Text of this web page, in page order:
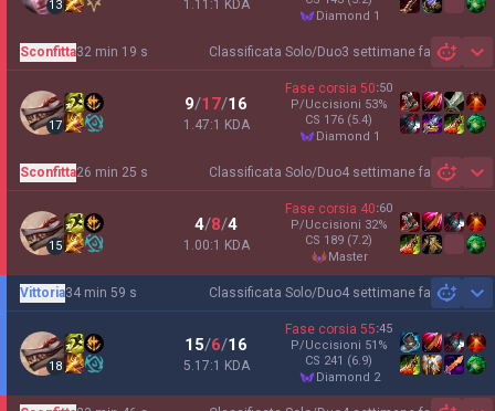
13 1.11:1 KDA
diamond 1
Classificata Solo/Duo3 settimane fa
Sconfitta32 min 19 s
17
9/17/16
1.47:1 KDA
Fase corsia 50:50
P/Uccisioni 53%
CS 176 (5.4)
diamond 1
Classificata Solo/Duo4 settimane fa
Sconfitta26 min 25 s
15
4/8/4
1.00:1 KDA
Fase corsia 40:60
P/Uccisioni 32%
CS 189 (7.2)
master
Classificata Solo/Duo4 settimane fa
Vittoria34 min 59 s
18
15/6/16
5.17:1 KDA
Fase corsia 55:45
P/Uccisioni 51 %
CS 241 (6.9)
diamond 2